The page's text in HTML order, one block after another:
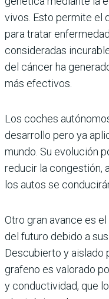
vivos. Esto permite el
para tratar
consideradas
del cáncer ha
más efectivos.
Los coches
desarrollo pero ya
mundo. Su evolución
reducir la congestión,
los autos se
Otro gran avance es
del futuro debido a
Descubierto y aislado
grafeno es valorado
y conductividad, que